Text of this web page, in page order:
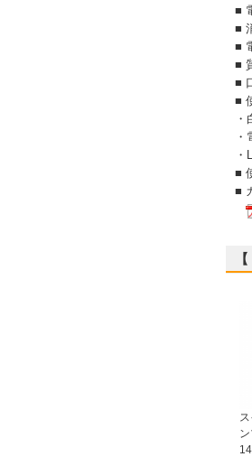
■
■
■
■
■
■
■
■